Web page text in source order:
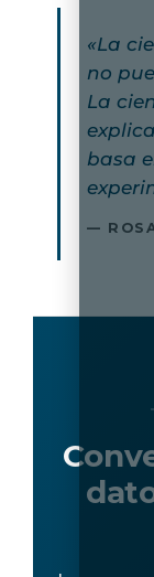
«La
no
La
basa
—